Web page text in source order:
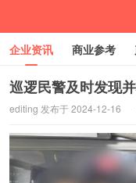
企业资讯 商业参考
时尚潮流 母婴亲子
巡逻民警及时发现
editing 发布于 2024-12-16